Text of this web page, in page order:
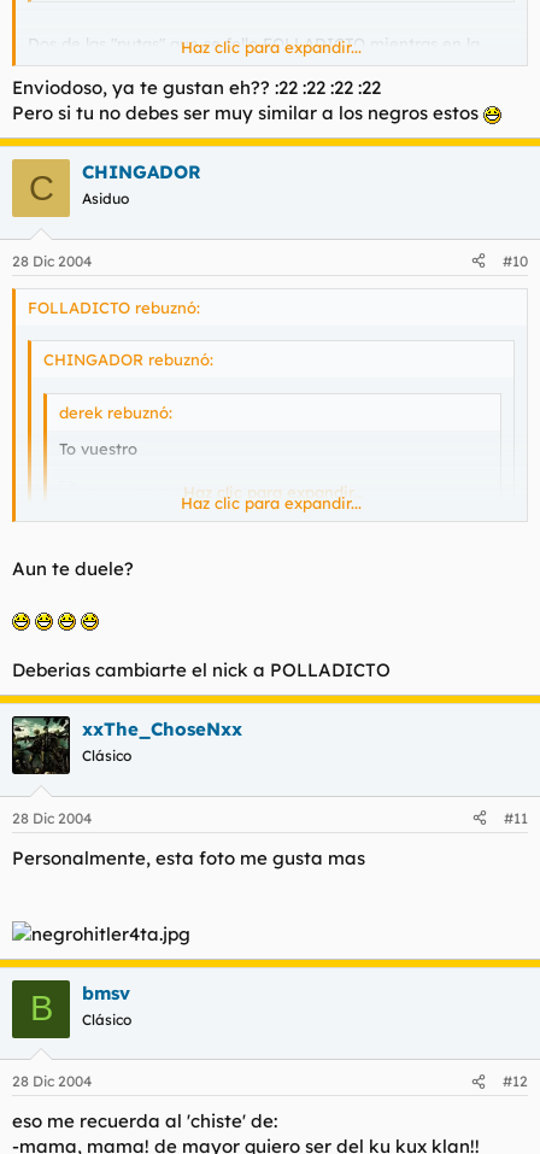
Dos de las "putas" que se follo FOLLADICTO mientras en la
dominicana.
Haz clic para expandir...
Enviodoso, ya te gustan eh?? :22 :22 :22 :22
Pero si tu no debes ser muy similar a los negros estos
C CHINGADOR
Asiduo
28 Dic 2004 #10
FOLLADICTO rebuznó:
CHINGADOR rebuznó:
derek rebuznó:
To vuestro
Haz clic para expandir...
dominicana.
Pero si tu no debes ser muy similar a los negros estos
Haz clic para expandir...
Aun te duele?
Deberias cambiarte el nick a POLLADICTO
xxThe_ChoseNxx
Clásico
28 Dic 2004 #11
Personalmente, esta foto me gusta mas
B bmsv
Clásico
28 Dic 2004 #12
eso me recuerda al 'chiste' de:
-mama, mama! de mayor quiero ser del ku kux klan!!